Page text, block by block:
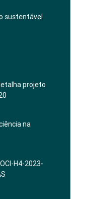
sustentável
projeto
na
H4-2023-